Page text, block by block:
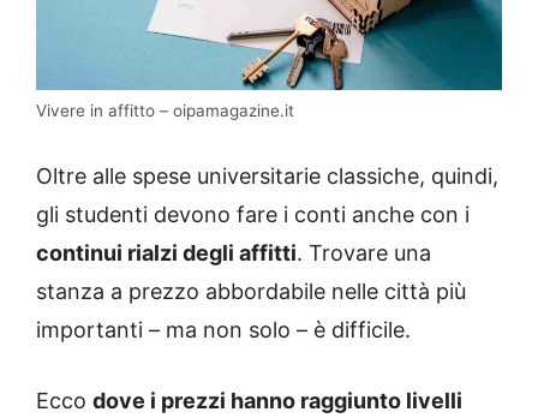
Vivere in affitto – oipamagazine.it
Oltre alle spese universitarie classiche, quindi,
gli studenti devono fare i conti anche con i
continui rialzi degli affitti. Trovare una
stanza a prezzo abbordabile nelle città più
importanti – ma non solo – è difficile.
Ecco dove i prezzi hanno raggiunto livelli